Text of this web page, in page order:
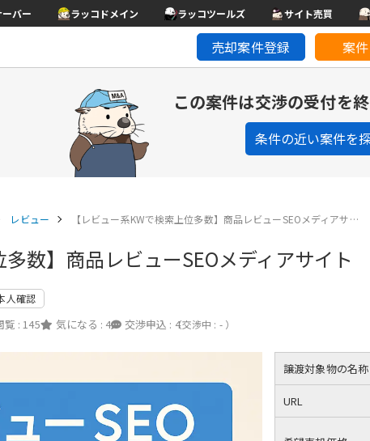
バー ラッコドメイン ラッコツールズ サイト売買
売却案件登録 案
この案件は交渉の受付を終
条件の近い案件を
レビュー 【レビュー系KWで検索上位多数】商品レビューSEOメディアサ…
多数】商品レビューSEOメディアサイト
人確認
覧 : 145 気になる : 4 交渉申込 : 4
（交渉中 : - ）
譲渡対象物の名称
URL